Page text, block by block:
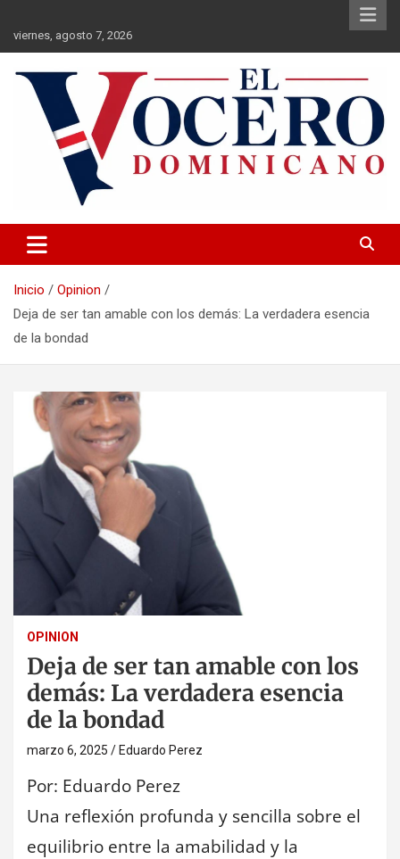
contenido
viernes, agosto 7, 2026
El Vocero Dominicano
Inicio
Opinion
Deja de ser tan amable con los demás: La verdadera esencia
de la bondad
OPINION
Deja de ser tan amable con los
demás: La verdadera esencia
de la bondad
marzo 6, 2025 Eduardo Perez
Por: Eduardo Perez
Una reflexión profunda y sencilla sobre el
equilibrio entre la amabilidad y la